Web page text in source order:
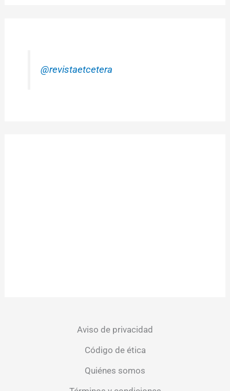
@revistaetcetera
Aviso de privacidad
Código de ética
Quiénes somos